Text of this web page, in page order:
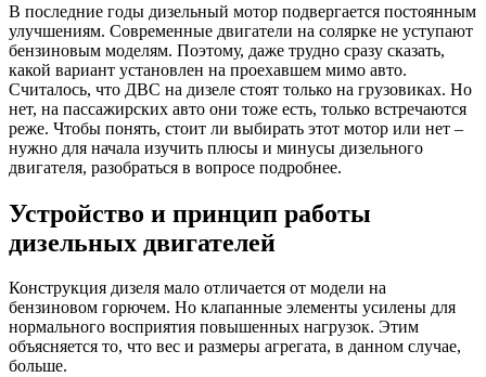
В последние годы дизельный мотор подвергается постоянным
улучшениям. Современные двигатели на солярке не уступают
бензиновым моделям. Поэтому, даже трудно сразу сказать,
какой вариант установлен на проехавшем мимо авто.
Считалось, что ДВС на дизеле стоят только на грузовиках. Но
нет, на пассажирских авто они тоже есть, только встречаются
реже. Чтобы понять, стоит ли выбирать этот мотор или нет –
нужно для начала изучить плюсы и минусы дизельного
двигателя, разобраться в вопросе подробнее.
Устройство и принцип работы
дизельных двигателей
Конструкция дизеля мало отличается от модели на
бензиновом горючем. Но клапанные элементы усилены для
нормального восприятия повышенных нагрузок. Этим
объясняется то, что вес и размеры агрегата, в данном случае,
больше.